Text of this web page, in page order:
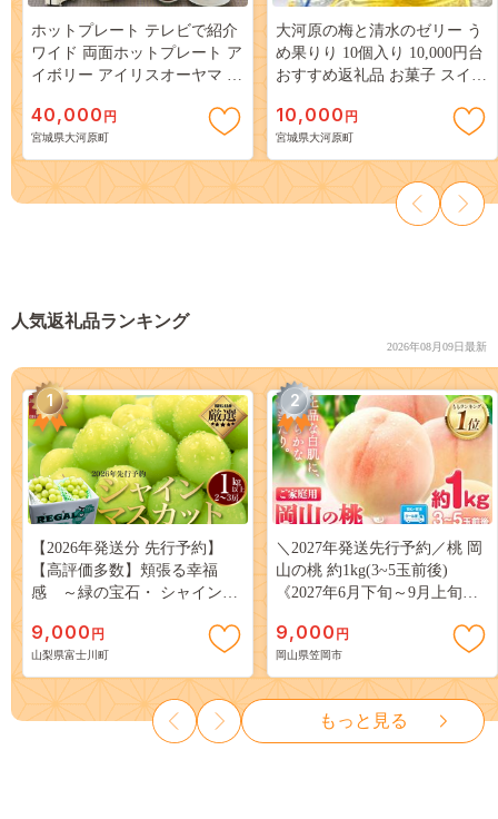
ホットプレート テレビで紹介
ワイド 両面ホットプレート ア
イボリー アイリスオーヤマ キ
理家電 大型 両面 折りたたみ
焼肉 たこ焼き たこ焼き器付き
電気プレート 温度調節 DPOL-
W31-C アイリス 宮城 宮城県
大河原町
40,000 円
宮城県大河原町
大河原の梅と清水のゼリー う
め果りり 10個入り 10,000円台
おすすめ返礼品 お菓子 スイー
リー おやつ 食後 ひんやりス
イーツ 涼 夏 さっぱり やさし
い甘味 酸味
10,000 円
宮城県大河原町
人気返礼品ランキング
2026年08月09日最新
1
【2026年発送分 先行予約】
【高評価多数】頬張る幸福
感 ～緑の宝石・ シャインマ
３房） フルーツ 山梨県産 果
物 くだもの シャイン マスカ
ット ぶどう ブドウ 葡萄 大粒
種なし 先行予約 富士川町
10000円 一万円 9000円 九千円
9,000 円
山梨県富士川町
2
＼2027年発送先行予約／桃 岡
山の桃 約1kg(3~5玉前後)
《2027年6月下旬～9月上旬頃
岡山 はくとう スイーツ フル
ーツ 果物 デザート 旬 モモ も
も 先行予約 送料無料 果物 岡
山県 笠岡市 清水白桃 白鳳 白
麗 クール便---
kasaoka_zsy_419_100---
9,000 円
岡山県笠岡市
もっと見る